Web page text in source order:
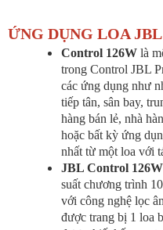
ỨNG DỤNG LOA
Control 126W là
trong Control JBL
các ứng dụng như
tiếp tân, sân bay,
hàng bán lẻ, nhà
hoặc bất kỳ ứng
nhất từ một loa với
JBL Control 126W
suất chương trình
với công nghệ lọc
được trang bị 1 loa